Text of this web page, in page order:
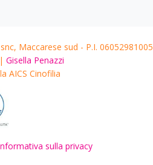
Maccarese sud - P.I. 06052981005
Gisella Penazzi
AICS Cinofilia
sulla privacy